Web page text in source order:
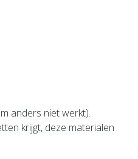
anders niet werkt).
krijgt, deze materialen